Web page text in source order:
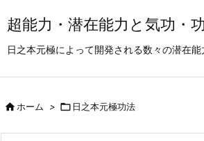
超能力・潜在能力と気功・
日之本元極によって開発される数々の潜在
ホーム >  日之本元極功法